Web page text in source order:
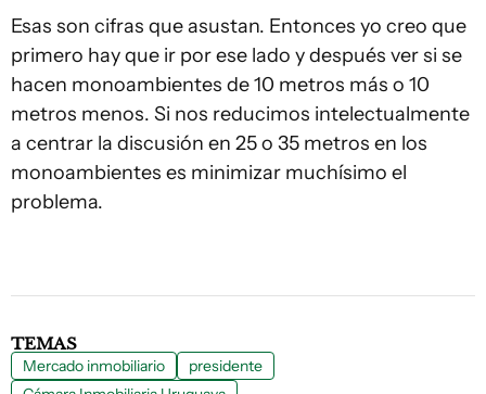
Esas son cifras que asustan. Entonces yo creo que
primero hay que ir por ese lado y después ver si se
hacen monoambientes de 10 metros más o 10
metros menos. Si nos reducimos intelectualmente
a centrar la discusión en 25 o 35 metros en los
monoambientes es minimizar muchísimo el
problema.
TEMAS
Mercado inmobiliario
presidente